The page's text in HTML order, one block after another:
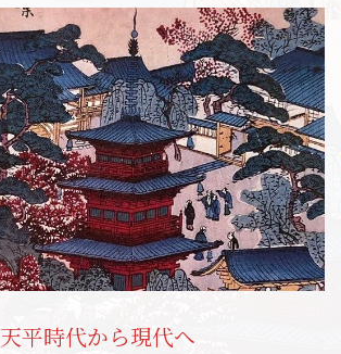
天平時代から現代へ